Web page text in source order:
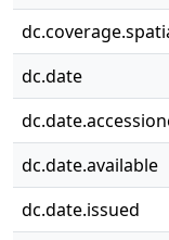
dc.date
dc.date.available
dc.date.issued